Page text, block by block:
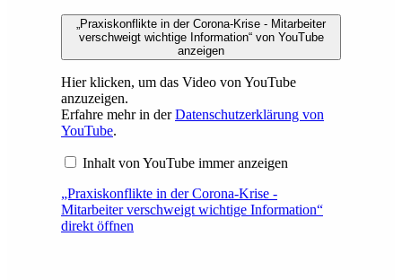
„Praxiskonflikte in der Corona-Krise - Mitarbeiter
verschweigt wichtige Information“ von YouTube
anzeigen
Hier klicken, um das Video von YouTube
anzuzeigen.
Erfahre mehr in derDatenschutzerklärung von
YouTube.
Inhalt von YouTube immer anzeigen
„Praxiskonflikte in der Corona-Krise -
Mitarbeiter verschweigt wichtige Information“
direkt öffnen